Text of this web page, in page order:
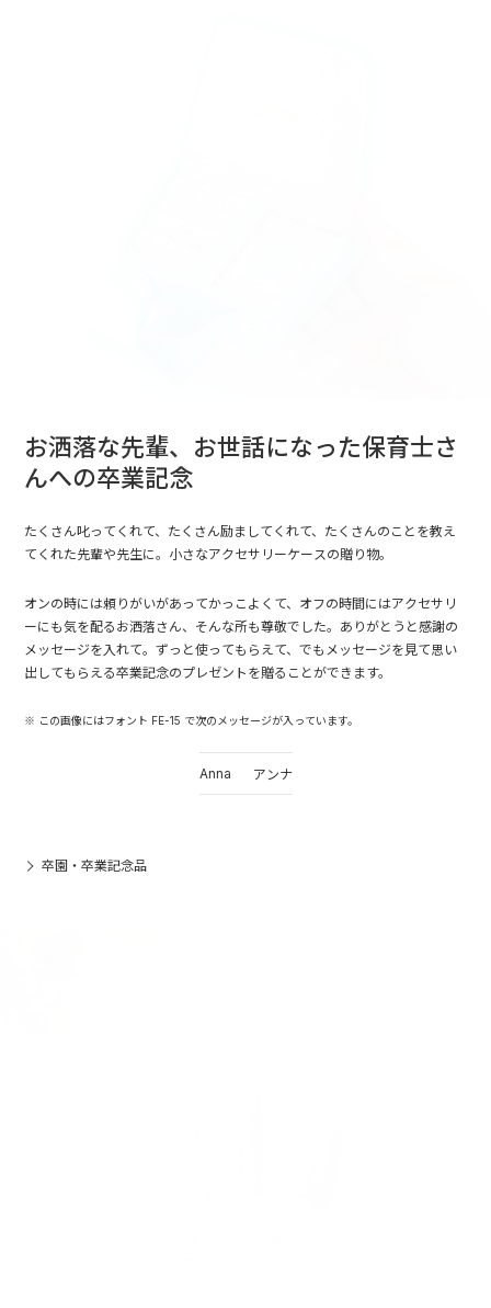
お洒落な先輩、お世話になった保育士さ
んへの卒業記念
たくさん叱ってくれて、たくさん励ましてくれて、たくさんのことを教え
てくれた先輩や先生に。小さなアクセサリーケースの贈り物。
オンの時には頼りがいがあってかっこよくて、オフの時間にはアクセサリ
ーにも気を配るお洒落さん、そんな所も尊敬でした。ありがとうと感謝の
メッセージを入れて。ずっと使ってもらえて、でもメッセージを見て思い
出してもらえる卒業記念のプレゼントを贈ることができます。
※ この画像にはフォント FE-15 で次のメッセージが入っています。
Anna アンナ
卒園・卒業記念品